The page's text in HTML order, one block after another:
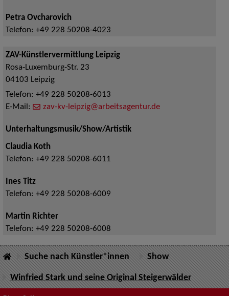
Petra Ovcharovich
Telefon: +49 228 50208-4023
ZAV-Künstlervermittlung Leipzig
Rosa-Luxemburg-Str. 23
04103 Leipzig
Telefon: +49 228 50208-6013
E-Mail:
zav-kv-leipzig@arbeitsagentur.de
Unterhaltungsmusik/Show/Artistik
Claudia Koth
Telefon: +49 228 50208-6011
Ines Titz
Telefon: +49 228 50208-6009
Martin Richter
Telefon: +49 228 50208-6008
Suche nach Künstler*innen Show
Winfried Stark und seine Original Steigerwälder